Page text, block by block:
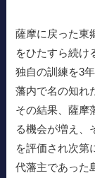
薩摩に戻った東
をひたすら続け
独自の訓練を3
藩内で名の知れ
その結果、薩摩
る機会が増え、
を評価され次第
代藩主であった